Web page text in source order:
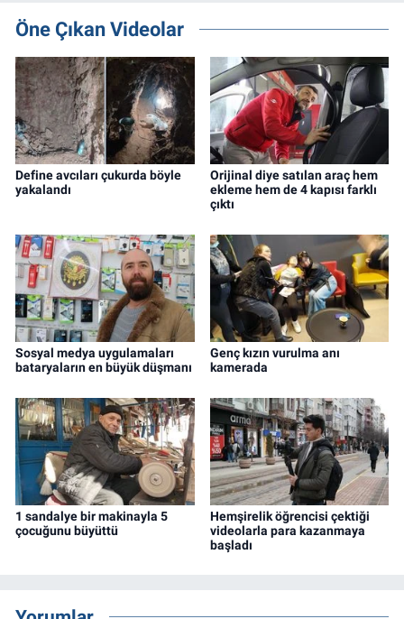
Öne Çıkan Videolar
Define avcıları çukurda böyle
yakalandı
Orijinal diye satılan araç hem
ekleme hem de 4 kapısı farklı
çıktı
Sosyal medya uygulamaları
bataryaların en büyük düşmanı
Genç kızın vurulma anı
kamerada
1 sandalye bir makinayla 5
çocuğunu büyüttü
Hemşirelik öğrencisi çektiği
videolarla para kazanmaya
başladı